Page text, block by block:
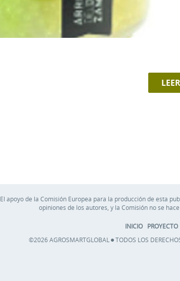
El apoyo de la Comisión Europea para la producción de esta
opiniones de los autores, y la Comisión no se
INICIO PROYECTO
©2026 AGROSMARTGLOBAL
TODOS LOS